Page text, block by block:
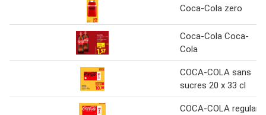
Coca-Cola zero
Coca-Cola Coca-
Cola
COCA-COLA sans
sucres 20 x 33 cl
COCA-COLA regular